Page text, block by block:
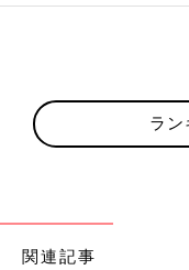
ラ
関連記事